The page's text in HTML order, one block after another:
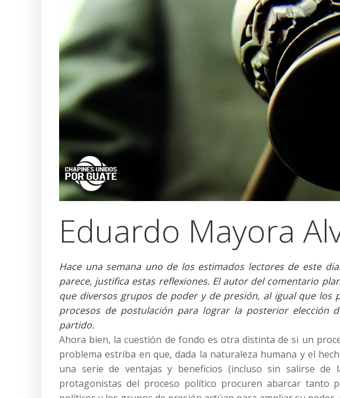
Eduardo Mayora
Hace una semana uno de los estimados lectores de este
parece, justifica estas reflexiones. El autor del comentario
que diversos grupos de poder y de presión, al igual que
procesos de postulación para lograr la posterior elección
partido.
Ahora bien, la cuestión de fondo es otra distinta de si un
problema estriba en que, dada la naturaleza humana y el
una serie de ventajas y beneficios (incluso sin salirse de
protagonistas del proceso político procuren abarcar tanto